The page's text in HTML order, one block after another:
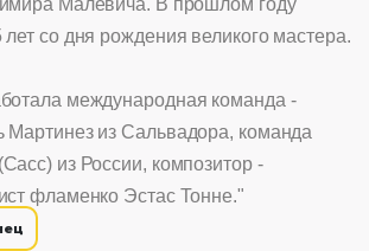
Малевича. В прошлом году
со дня рождения великого мастера.
международная команда -
Мартинез из Сальвадора, команда
из России, композитор -
фламенко Эстас Тонне."